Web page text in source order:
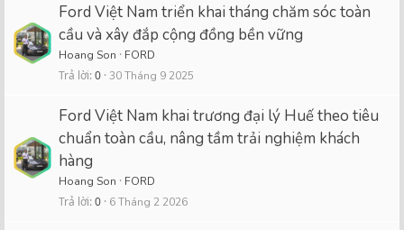
Ford Việt Nam triển khai tháng chăm sóc toàn
cầu và xây đắp cộng đồng bền vững
Hoang Son FORD
Trả lời 0 30 Tháng 9 2025
Ford Việt Nam khai trương đại lý Huế theo tiêu
chuẩn toàn cầu, nâng tầm trải nghiệm khách
hàng
Hoang Son FORD
Trả lời 0 6 Tháng 2 2026